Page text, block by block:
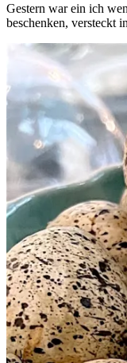
Gestern war ein ich
beschenken, versteckt